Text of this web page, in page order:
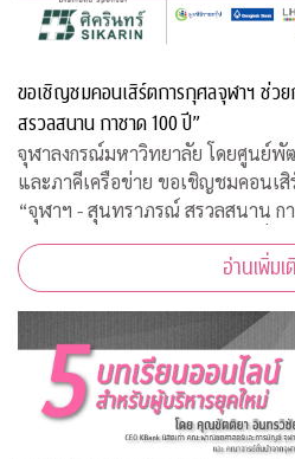
ขอเชิญชมคอนเสิร์ตการกุศลจุฬาฯ ช่วยกาชาด “จุฬาฯ -
สรวลสนาน กาชาด 100 ปี”
จุฬาลงกรณ์มหาวิทยาลัย โดยศูนย์
และภาคีเครือข่าย ขอเชิญชมคอนเสิร์ตการกุศลจุฬาฯ ช่วยกาชาด
“จุฬาฯ - สุนทราภรณ์ สรวลสนาน กาชาด 100
ระดับตำนานของวงสุนทราภรณ์ที่เ
อ่านเพิ่มเ